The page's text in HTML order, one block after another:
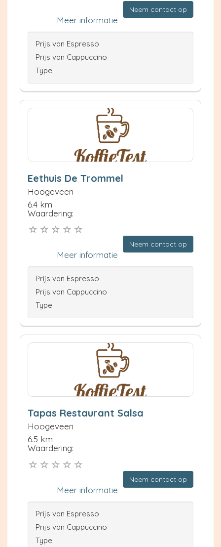
Neem contact op
Meer informatie
Prijs van Espresso
Prijs van Cappuccino
Type
Eethuis De Trommel
Hoogeveen
6.4 km
Waardering:
Neem contact op
Meer informatie
Prijs van Espresso
Prijs van Cappuccino
Type
Tapas Restaurant Salsa
Hoogeveen
6.5 km
Waardering:
Neem contact op
Meer informatie
Prijs van Espresso
Prijs van Cappuccino
Type